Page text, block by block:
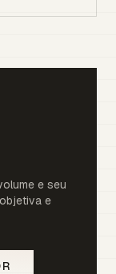
e seu
e